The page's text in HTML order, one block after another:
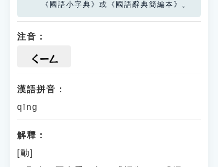
《國語小字典》或《國語辭典簡編本》。
注音：
ㄑㄧㄥ
漢語拼音：
qīng
解釋：
[動]